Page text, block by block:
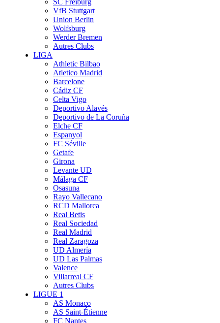
SC Freiburg
VfB Stuttgart
Union Berlin
Wolfsburg
Werder Bremen
Autres Clubs
LIGA
Athletic Bilbao
Atletico Madrid
Barcelone
Cádiz CF
Celta Vigo
Deportivo Alavés
Deportivo de La Coruña
Elche CF
Espanyol
FC Séville
Getafe
Girona
Levante UD
Málaga CF
Osasuna
Rayo Vallecano
RCD Mallorca
Real Betis
Real Sociedad
Real Madrid
Real Zaragoza
UD Almería
UD Las Palmas
Valence
Villarreal CF
Autres Clubs
LIGUE 1
AS Monaco
AS Saint-Étienne
FC Nantes